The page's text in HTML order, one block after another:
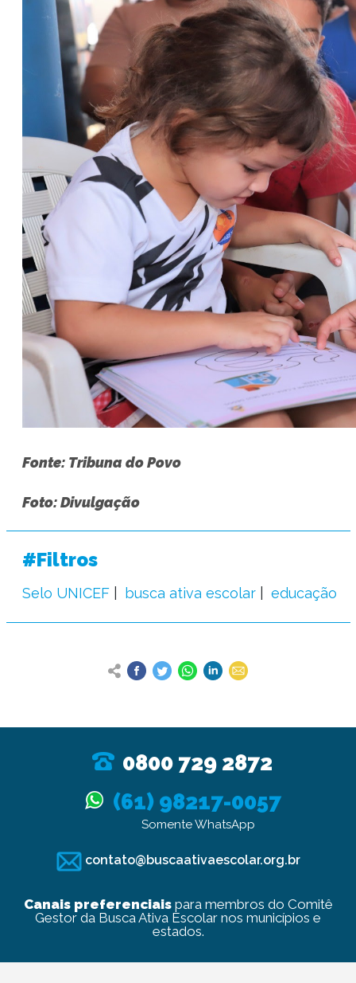
Fonte: Tribuna do Povo
Foto: Divulgação
#Filtros
Selo UNICEF busca ativa escolar educação
0800 729 2872
(61) 98217-0057
Somente WhatsApp
contato@buscaativaescolar.org.br
Canais preferenciaispara membros do Comitê
Gestor da Busca Ativa Escolar nos municípios e
estados.